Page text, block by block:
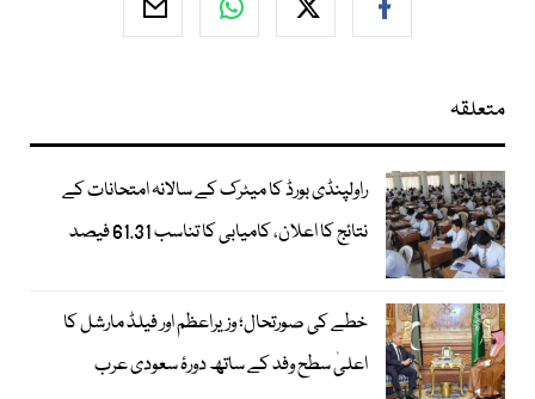
متعلقہ
راولپنڈی بورڈ کا میٹرک کے سالانہ امتحانات کے
نتائج کا اعلان، کامیابی کا تناسب 61.31 فیصد
خطے کی صورتحال؛ وزیراعظم اور فیلڈ مارشل کا
اعلیٰ سطح وفد کے ساتھ دورۂ سعودی عرب